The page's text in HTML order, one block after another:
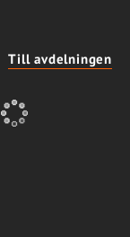
Till avdelningen